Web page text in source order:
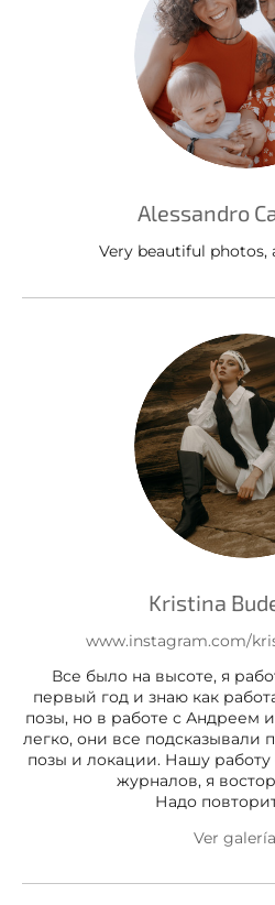
Alessandro
Very beautiful photos,
Kristina
www.instagram.com/
Все было на высоте, я
первый год и знаю как
позы, но в работе с Андреем
легко, они все подсказывали
позы и локации. Нашу работу
журналов, я
Надо
Ver galería